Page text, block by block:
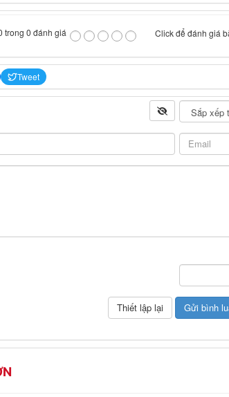
trong 0 đánh giá Click để đánh giá
Tweet